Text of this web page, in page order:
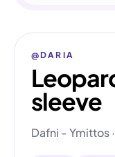
@DARIA
sleeve
Dafni - Ymittos